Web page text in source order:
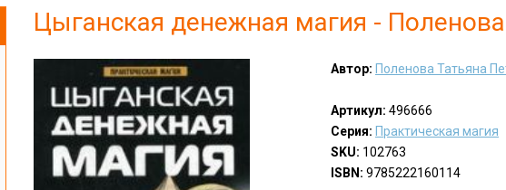
Цыганская денежная магия -
Автор: Поленова Татьяна
Артикул: 496666
Серия: Практическая магия
SKU: 102763
ISBN: 9785222160114